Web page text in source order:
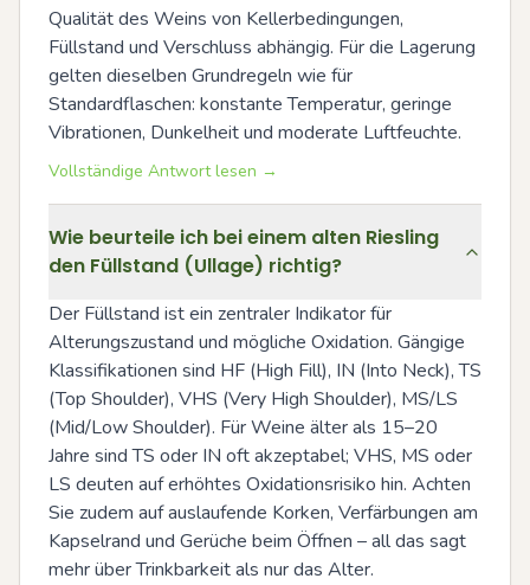
Qualität des Weins von Kellerbedingungen,
Füllstand und Verschluss abhängig. Für die Lagerung
gelten dieselben Grundregeln wie für
Standardflaschen: konstante Temperatur, geringe
Vibrationen, Dunkelheit und moderate Luftfeuchte.
Vollständige Antwort lesen →
Wie beurteile ich bei einem alten Riesling
den Füllstand (Ullage) richtig?
Der Füllstand ist ein zentraler Indikator für
Alterungszustand und mögliche Oxidation. Gängige
Klassifikationen sind HF (High Fill), IN (Into Neck), TS
(Top Shoulder), VHS (Very High Shoulder), MS/LS
(Mid/Low Shoulder). Für Weine älter als 15–20
Jahre sind TS oder IN oft akzeptabel; VHS, MS oder
LS deuten auf erhöhtes Oxidationsrisiko hin. Achten
Sie zudem auf auslaufende Korken, Verfärbungen am
Kapselrand und Gerüche beim Öffnen – all das sagt
mehr über Trinkbarkeit als nur das Alter.